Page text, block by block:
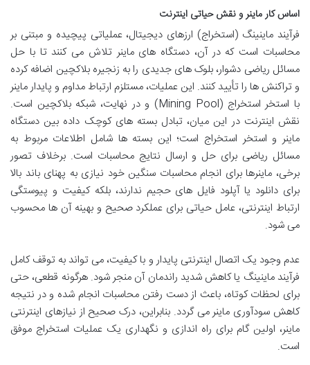
اساس کار ماینر و نقش حیاتی اینترنت
فرآیند ماینینگ (استخراج) ارزهای دیجیتال، عملیاتی پیچیده و مبتنی بر
محاسبات است که در آن، دستگاه های ماینر تلاش می کنند تا با حل
مسائل ریاضی دشوار، بلوک های جدیدی را به زنجیره بلاکچین اضافه کرده
و تراکنش ها را تأیید کنند. این عملیات، مستلزم ارتباط مداوم و پایدار ماینر
با استخر استخراج (Mining Pool) و در نهایت، شبکه بلاکچین است.
نقش اینترنت در این میان، تبادل بسته های کوچک داده بین دستگاه
ماینر و استخر استخراج است؛ این بسته ها شامل اطلاعات مربوط به
مسائل ریاضی برای حل و ارسال نتایج محاسبات است. برخلاف تصور
برخی، ماینرها برای انجام محاسبات سنگین خود نیازی به پهنای باند بالا
برای دانلود یا آپلود فایل های حجیم ندارند، بلکه کیفیت و پیوستگی
ارتباط اینترنتی، عامل حیاتی برای عملکرد صحیح و بهینه آن ها محسوب
می شود.
عدم وجود یک اتصال اینترنتی پایدار و با کیفیت، می تواند به توقف کامل
فرآیند ماینینگ یا کاهش شدید راندمان آن منجر شود. هرگونه قطعی، حتی
برای لحظات کوتاه، باعث از دست رفتن محاسبات انجام شده و در نتیجه
کاهش سودآوری ماینر می گردد. بنابراین، درک صحیح از نیازهای اینترنتی
ماینر، اولین گام برای راه اندازی و نگهداری یک عملیات استخراج موفق
است.